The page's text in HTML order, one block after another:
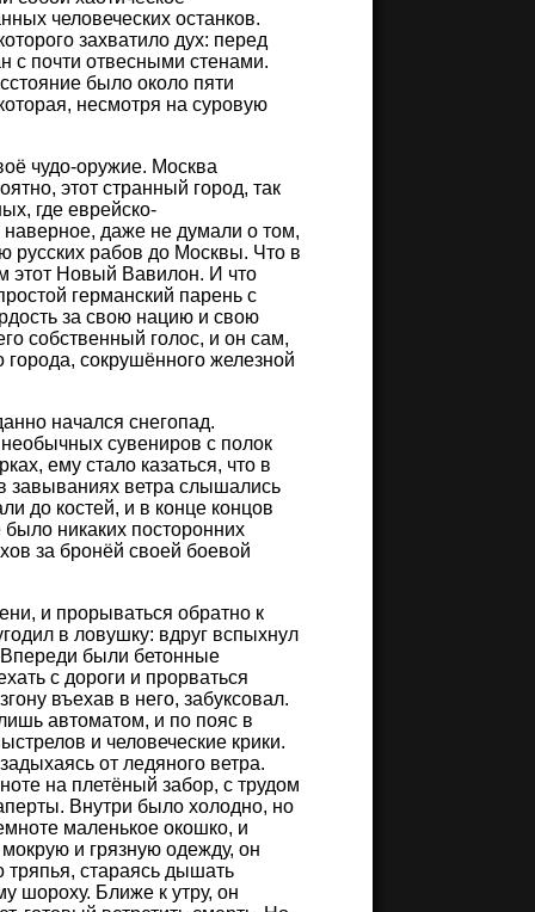
человеческих останков.
захватило дух: перед
с почти отвесными стенами.
было около пяти
несмотря на суровую
чудо-оружие. Москва
этот странный город, так
где еврейско-
даже не думали о том,
русских рабов до Москвы. Что в
этот Новый Вавилон. И что
германский парень с
за свою нацию и свою
собственный голос, и он сам,
сокрушённого железной
начался снегопад.
сувениров с полок
ему стало казаться, что в
завываниях ветра слышались
до костей, и в конце концов
никаких посторонних
за бронёй своей боевой
и прорываться обратно к
в ловушку: вдруг вспыхнул
были бетонные
с дороги и прорваться
въехав в него, забуксовал.
автоматом, и по пояс в
и человеческие крики.
от ледяного ветра.
на плетёный забор, с трудом
Внутри было холодно, но
маленькое окошко, и
и грязную одежду, он
тряпья, стараясь дышать
шороху. Ближе к утру, он